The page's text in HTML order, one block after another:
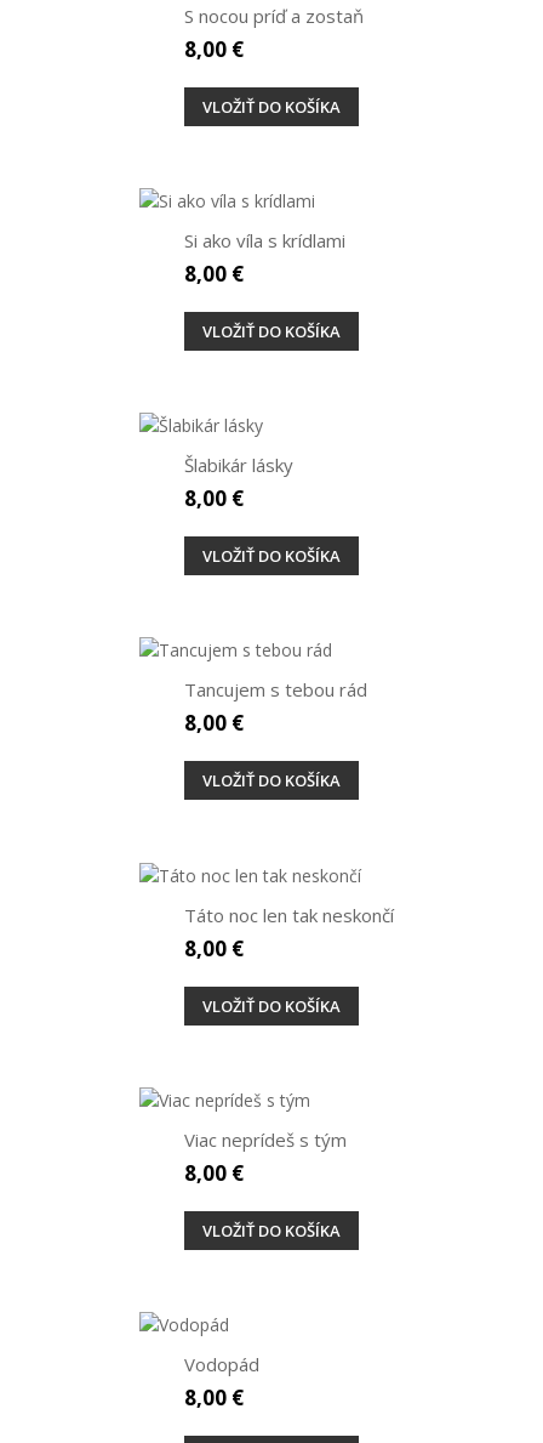
S nocou príď a zostaň
8,00 €
VLOŽIŤ DO KOŠÍKA
Si ako víla s krídlami
8,00 €
VLOŽIŤ DO KOŠÍKA
Šlabikár lásky
8,00 €
VLOŽIŤ DO KOŠÍKA
Tancujem s tebou rád
8,00 €
VLOŽIŤ DO KOŠÍKA
Táto noc len tak neskončí
8,00 €
VLOŽIŤ DO KOŠÍKA
Viac neprídeš s tým
8,00 €
VLOŽIŤ DO KOŠÍKA
Vodopád
8,00 €